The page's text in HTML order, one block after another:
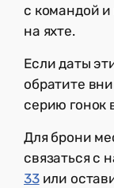
с командой и
на яхте.
Если даты
обратите
серию гонок
Для брони
связаться с
33или